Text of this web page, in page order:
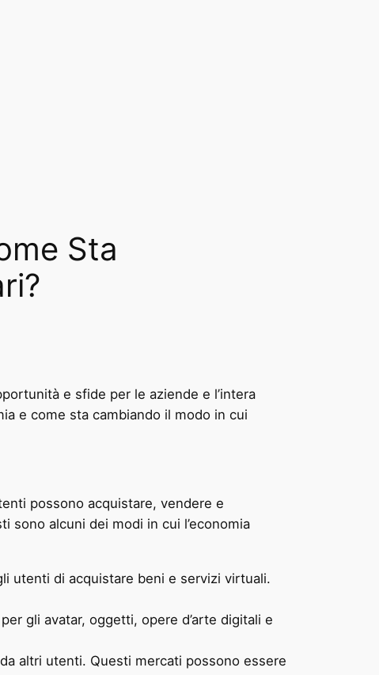
Sta
e sfide per le aziende e l’intera
e come sta cambiando il modo in cui
possono acquistare, vendere e
sono alcuni dei modi in cui l’economia
utenti di acquistare beni e servizi virtuali.
gli avatar, oggetti, opere d’arte digitali e
altri utenti. Questi mercati possono essere